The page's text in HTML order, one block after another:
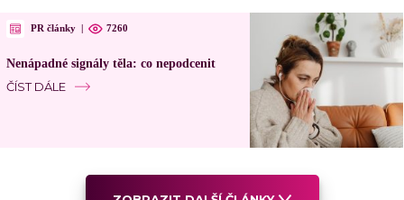
PR články 7260
Nenápadné signály těla: co nepodcenit
ČÍST DÁLE